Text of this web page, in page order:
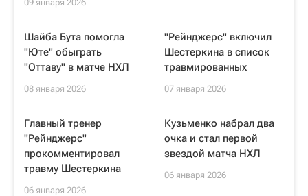
09 января 2026
Шайба Бута помогла
"Юте" обыграть
"Оттаву" в матче НХЛ
08 января 2026
"Рейнджерс" включил
Шестеркина в список
травмированных
07 января 2026
Главный тренер
"Рейнджерс"
прокомментировал
травму Шестеркина
06 января 2026
Кузьменко набрал два
очка и стал первой
звездой матча НХЛ
06 января 2026